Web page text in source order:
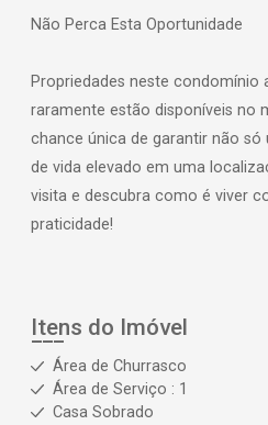
Não Perca Esta Oportunidade
Propriedades neste condomínio
raramente estão disponíveis no
chance única de garantir não só
de vida elevado em uma
visita e descubra como é viver
praticidade!
Itens do Imóvel
Área de Churrasco
Área de Serviço : 1
Casa Sobrado